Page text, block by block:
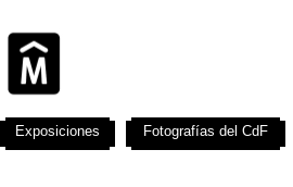
Exposiciones Fotografías del CdF